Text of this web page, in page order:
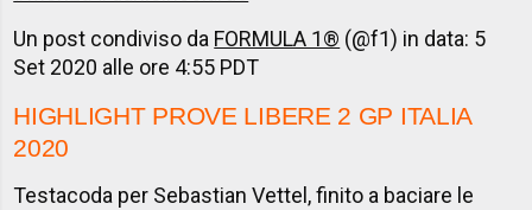
Un post condiviso da FORMULA 1® (@f1) in data: 5
Set 2020 alle ore 4:55 PDT
HIGHLIGHT PROVE LIBERE 2 GP ITALIA
2020
Testacoda per Sebastian Vettel, finito a baciare le